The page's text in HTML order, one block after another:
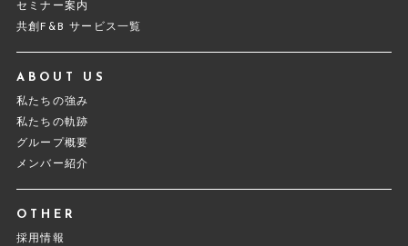
セミナー案内
共創F&B サービス一覧
ABOUT US
私たちの強み
私たちの軌跡
グループ概要
メンバー紹介
OTHER
採用情報